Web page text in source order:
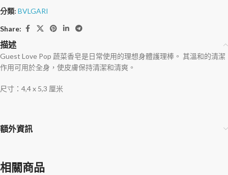
分類: BVLGARI
Share:
描述
Guest Love Pop 蔬菜香皂是日常使用的理想身體護理棒。 其溫和的清潔
作用可用於全身，使皮膚保持清潔和清爽。
尺寸：4,4 x 5,3 厘米
額外資訊
相關商品